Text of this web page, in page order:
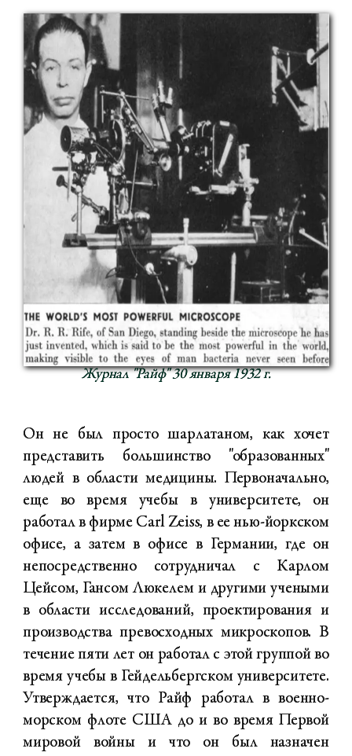
Журнал "Райф" 30 января 1932 г.
Он не был просто шарлатаном, как хочет
представить большинство "образованных"
людей в области медицины. Первоначально,
еще во время учебы в университете, он
работал в фирме Carl Zeiss, в ее нью-йоркском
офисе, а затем в офисе в Германии, где он
непосредственно сотрудничал с Карлом
Цейсом, Гансом Люкелем и другими учеными
в области исследований, проектирования и
производства превосходных микроскопов. В
течение пяти лет он работал с этой группой во
время учебы в Гейдельбергском университете.
Утверждается, что Райф работал в военно-
морском флоте США до и во время Первой
мировой войны и что он был назначен